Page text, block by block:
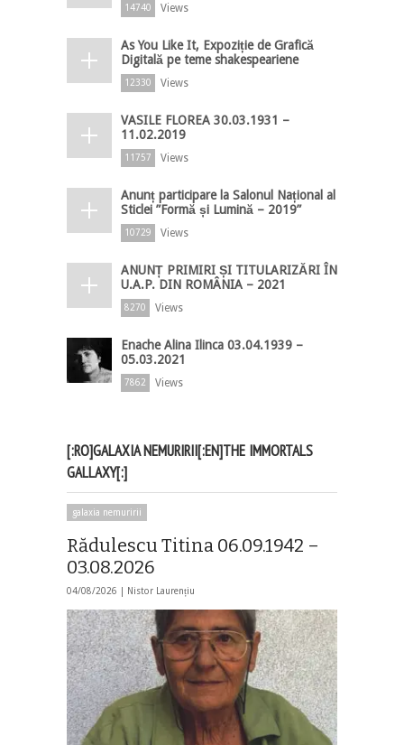
14740 Views
As You Like It, Expoziție de Grafică
Digitală pe teme shakespeariene
12330 Views
VASILE FLOREA 30.03.1931 –
11.02.2019
11757 Views
Anunț participare la Salonul Național al
Sticlei ”Formă și Lumină – 2019”
10729 Views
ANUNȚ PRIMIRI ȘI TITULARIZĂRI ÎN
U.A.P. DIN ROMÂNIA – 2021
8270 Views
Enache Alina Ilinca 03.04.1939 –
05.03.2021
7862 Views
[:RO]GALAXIA NEMURIRII[:EN]THE IMMORTALS
GALLAXY[:]
galaxia nemuririi
Rădulescu Titina 06.09.1942 –
03.08.2026
04/08/2026 | Nistor Laurențiu